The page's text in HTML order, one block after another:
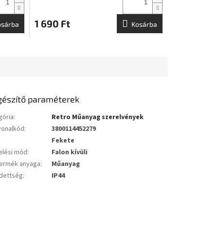
1 690 Ft Kosárba
paraméterek
:
Retro Műanyag szerelvények
:
3800114452279
Fekete
mód:
Falon kívüli
anyaga:
Műanyag
: IP44